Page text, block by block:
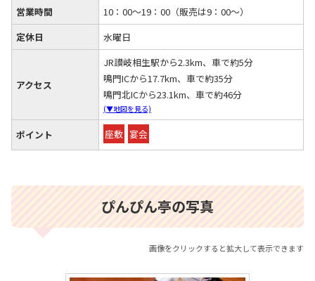
営業時間
10：00～19：00（販売は9：00～）
定休日
水曜日
アクセス
JR讃岐相生駅から2.3km、車で約5分
鳴門ICから17.7km、車で約35分
鳴門北ICから23.1km、車で約46分
(▼地図を見る)
ポイント 座敷 宴会
ぴんぴん亭の写真
画像をクリックすると拡大して表示できます